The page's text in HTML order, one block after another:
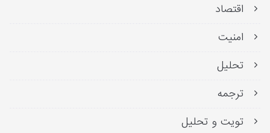
اقتصاد
امنیت
تحلیل
ترجمه
تویت و تحلیل